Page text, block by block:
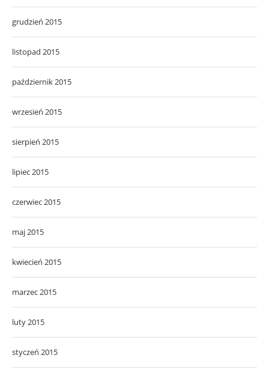
grudzień 2015
listopad 2015
październik 2015
wrzesień 2015
sierpień 2015
lipiec 2015
czerwiec 2015
maj 2015
kwiecień 2015
marzec 2015
luty 2015
styczeń 2015